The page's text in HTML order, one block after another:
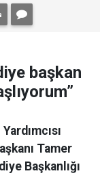
başkan
Tamer
Başkanlığı